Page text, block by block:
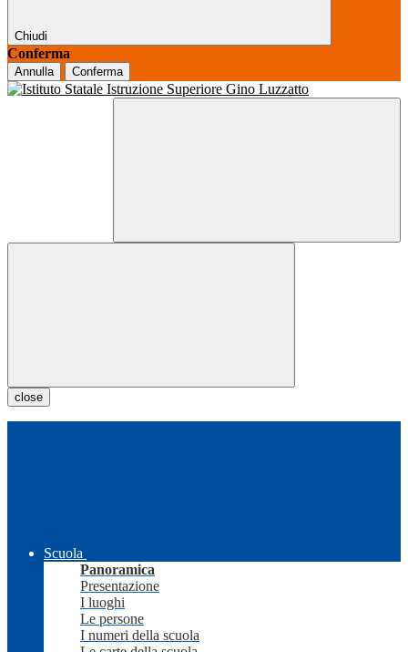
Chiudi
Conferma
Annulla Conferma
close
Scuola
Panoramica
Presentazione
I luoghi
Le persone
I numeri della scuola